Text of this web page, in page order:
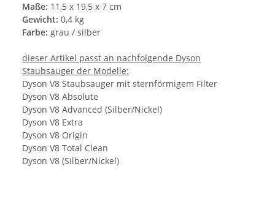
Maße: 11,5 x 19,5 x 7 cm
Gewicht: 0,4 kg
Farbe: grau / silber
dieser Artikel passt an nachfolgende Dyson
Staubsauger der Modelle:
Dyson V8 Staubsauger mit sternförmigem Filter
Dyson V8 Absolute
Dyson V8 Advanced (Silber/Nickel)
Dyson V8 Extra
Dyson V8 Origin
Dyson V8 Total Clean
Dyson V8 (Silber/Nickel)